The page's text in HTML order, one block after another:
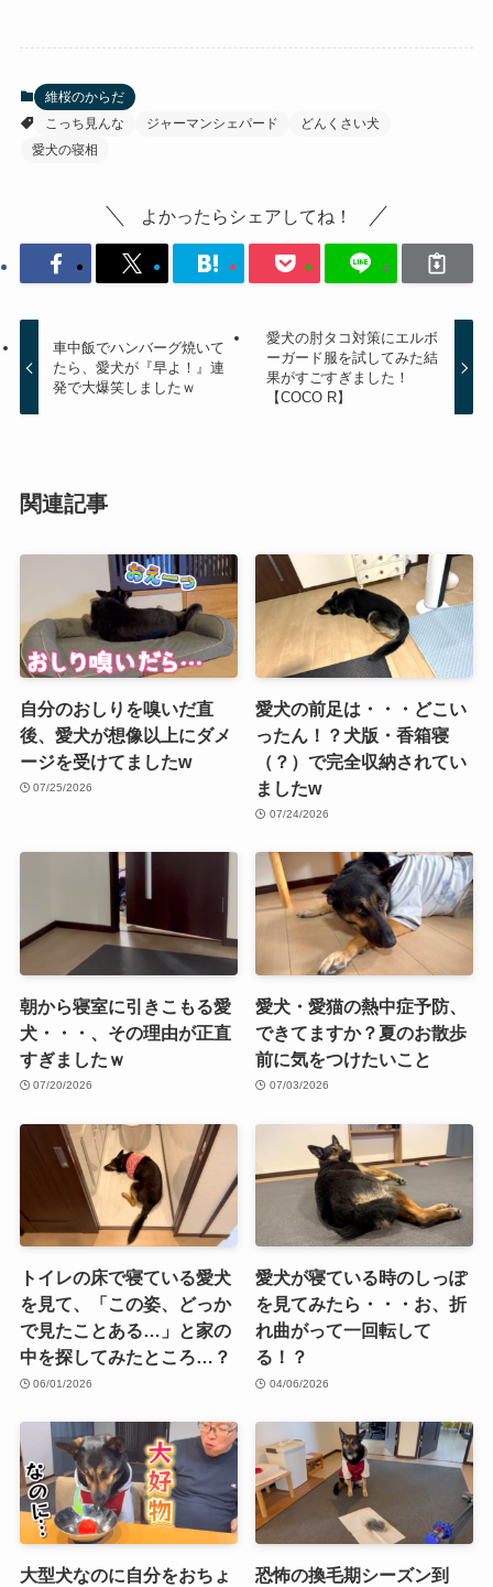
維桜のからだ
こっち見んな
ジャーマンシェパード
どんくさい犬
愛犬の寝相
よかったらシェアしてね！
車中飯でハンバーグ焼いて
たら、愛犬が『早よ！』連
発で大爆笑しましたｗ
愛犬の肘タコ対策にエルボ
ーガード服を試してみた結
果がすごすぎました！
【COCO R】
関連記事
自分のおしりを嗅いだ直
後、愛犬が想像以上にダメ
ージを受けてましたw
07/25/2026
愛犬の前足は・・・どこい
ったん！？犬版・香箱寝
（？）で完全収納されてい
ましたw
07/24/2026
朝から寝室に引きこもる愛
犬・・・、その理由が正直
すぎましたｗ
07/20/2026
愛犬・愛猫の熱中症予防、
できてますか？夏のお散歩
前に気をつけたいこと
07/03/2026
トイレの床で寝ている愛犬
を見て、「この姿、どっか
で見たことある…」と家の
中を探してみたところ…？
06/01/2026
愛犬が寝ている時のしっぽ
を見てみたら・・・お、折
れ曲がって一回転して
る！？
04/06/2026
大型犬なのに自分をおちょ
恐怖の換毛期シーズン到